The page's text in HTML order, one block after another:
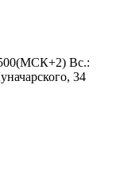
Вс.:
34